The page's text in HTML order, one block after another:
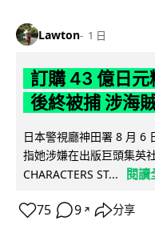
Lawton 1 日
訂購 43 億日元
後終被捕 涉海
日本警視廳神田署 8 月 6
指她涉嫌在出版巨頭集英
CHARACTERS ST...
閱讀
75 9 ↗ 分享